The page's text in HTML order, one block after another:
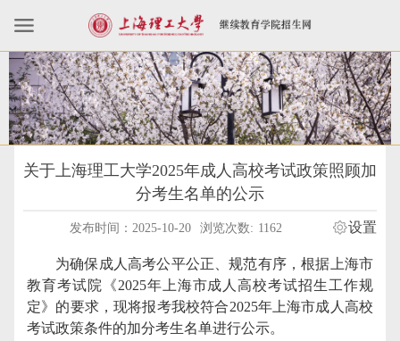
关于上海理工大学2025年成人高校考试政策照顾加
分考生名单的公示
发布时间：2025-10-20 浏览次数: 1162 设置
为确保成人高考公平公正、规范有序，根据上海市
教育考试院《2025年上海市成人高校考试招生工作规
定》的要求，现将报考我校符合2025年上海市成人高校
考试政策条件的加分考生名单进行公示。